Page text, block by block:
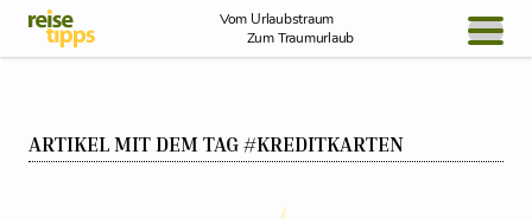
Skip to Content
Vom Urlaubstraum
Zum Traumurlaub
NEWS
ARTIKEL MIT DEM TAG #KREDITKARTEN